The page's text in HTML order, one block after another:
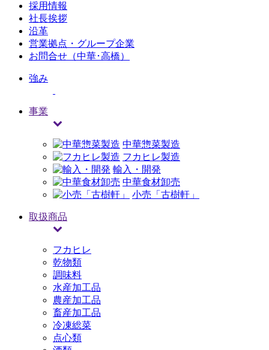
採用情報
社長挨拶
沿革
営業拠点・グループ企業
お問合せ（中華･高橋）
強み
事業
中華惣菜製造
フカヒレ製造
輸入・開発
中華食材卸売
小売「古樹軒」
取扱商品
フカヒレ
乾物類
調味料
水産加工品
農産加工品
畜産加工品
冷凍総菜
点心類